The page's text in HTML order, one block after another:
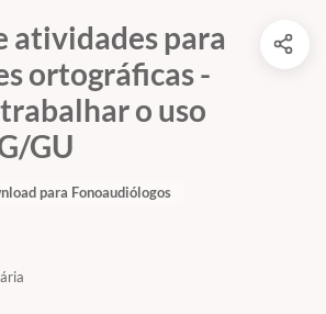
atividades para
ortográficas -
o uso
GU
para Fonoaudiólogos